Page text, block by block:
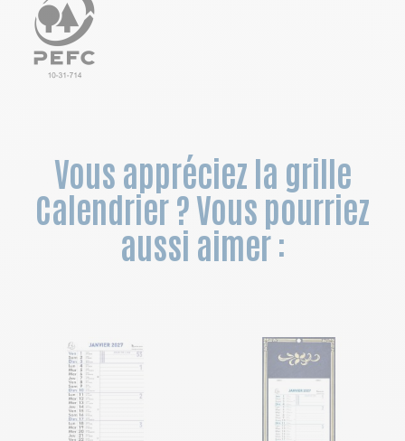
Vous appréciez la grille
Calendrier ? Vous pourriez
aussi aimer :